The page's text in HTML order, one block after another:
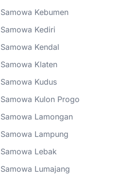
Kebumen
Kediri
Kendal
Klaten
Kudus
Kulon Progo
Lamongan
Lampung
Lebak
Lumajang